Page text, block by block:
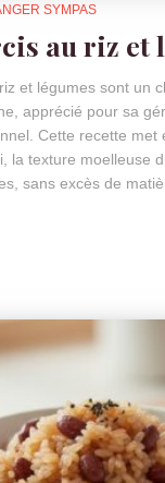
SYMPAS
au riz et
et légumes sont un
apprécié pour sa
Cette recette met
la texture moelleuse
sans excès de